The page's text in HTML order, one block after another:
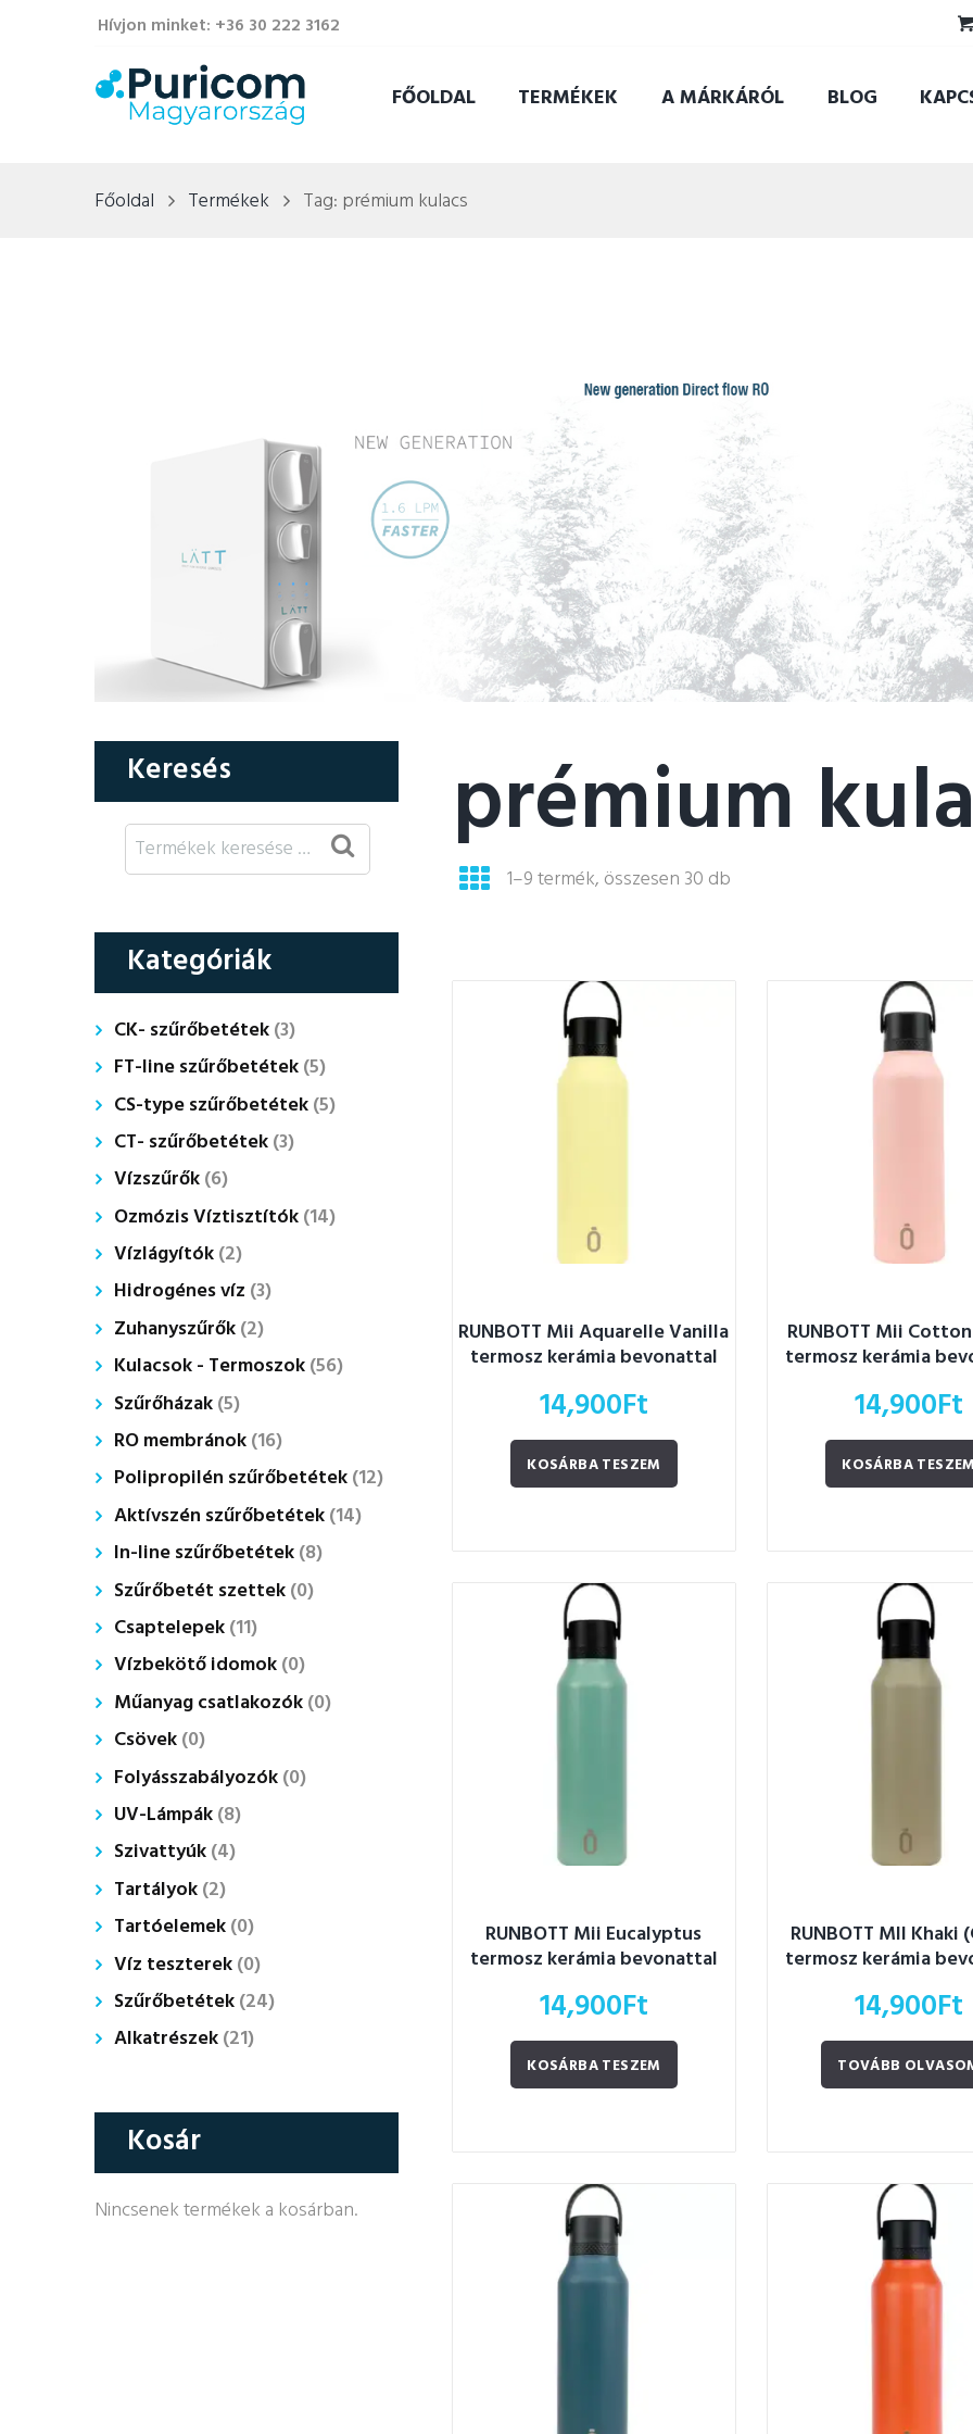
Hívjon minket: +36 30 222 3162
FŐOLDAL TERMÉKEK A MÁRKÁRÓL BLOG
Főoldal Termékek Tag: prémium kulacs
prémium
1–9 termék, összesen 30 db
RUNBOTT Mii Aquarelle Vanilla
termosz kerámia bevonattal
14,900Ft
KOSÁRBA TESZEM
RUNBOTT Mii
termosz kerámia
14,900Ft
KOSÁRBA
RUNBOTT Mii Eucalyptus
termosz kerámia bevonattal
14,900Ft
KOSÁRBA TESZEM
RUNBOTT MII Khaki
termosz kerámia
14,900Ft
TOVÁBB
Keresés
Kategóriák
CK- szűrőbetétek(3)
FT-line szűrőbetétek(5)
CS-type szűrőbetétek(5)
CT- szűrőbetétek(3)
Vízszűrők(6)
Ozmózis Víztisztítók(14)
Vízlágyítók(2)
Hidrogénes víz (3)
Zuhanyszűrők(2)
Kulacsok - Termoszok(56)
Szűrőházak(5)
RO membránok(16)
Polipropilén szűrőbetétek(12)
Aktívszén szűrőbetétek(14)
In-line szűrőbetétek(8)
Szűrőbetét szettek(0)
Csaptelepek(11)
Vízbekötő idomok(0)
Műanyag csatlakozók(0)
Csövek(0)
Folyásszabályozók(0)
UV-Lámpák(8)
Szivattyúk(4)
Tartályok(2)
Tartóelemek(0)
Víz teszterek(0)
Szűrőbetétek(24)
Alkatrészek(21)
Kosár
Nincsenek termékek a kosárban.